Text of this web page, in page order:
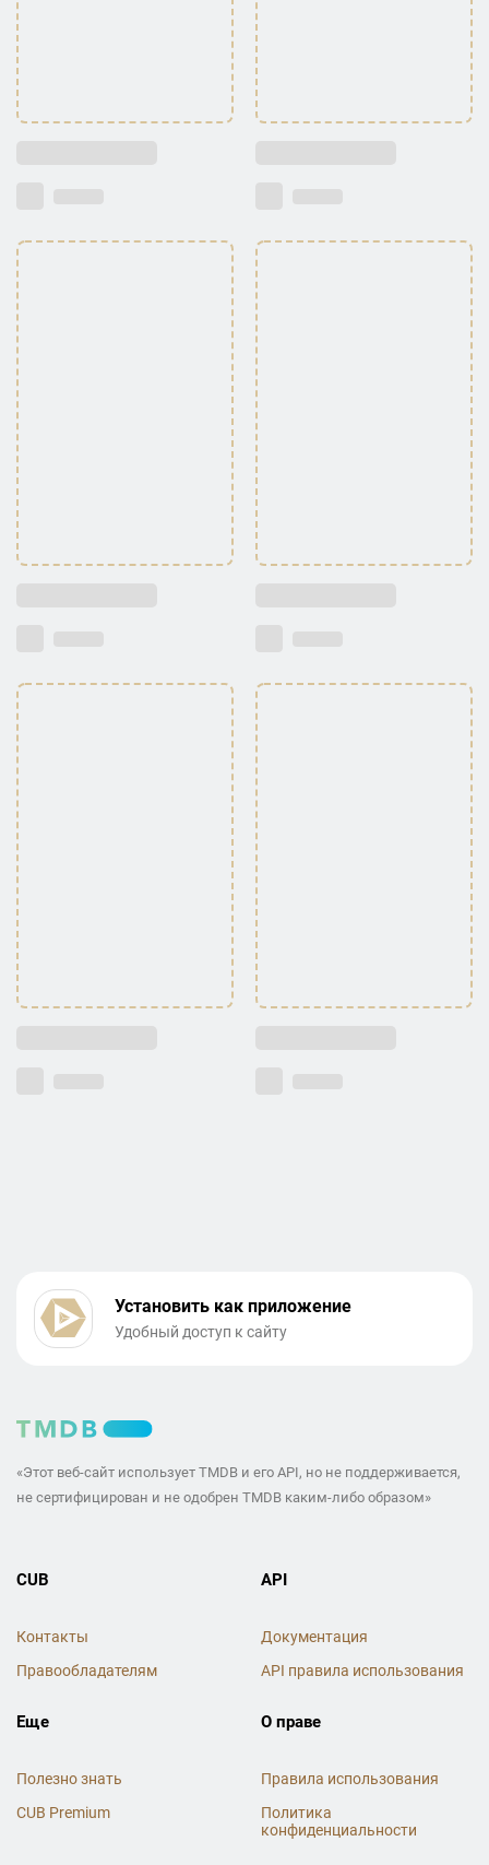
Установить как приложение
Удобный доступ к сайту
«Этот веб-сайт использует TMDB и его API, но не поддерживается,
не сертифицирован и не одобрен TMDB каким-либо образом»
CUB
Контакты
Правообладателям
API
Документация
API правила использования
Еще
Полезно знать
CUB Premium
О праве
Правила использования
Политика
конфиденциальности